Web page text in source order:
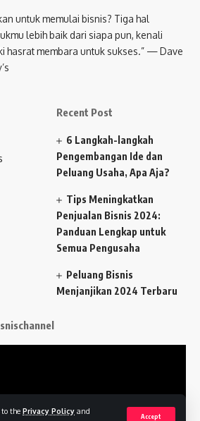
to the Privacy Policy and
Accept
untuk memulai bisnis? Tiga hal
lebih baik dari siapa pun, kenali
hasrat membara untuk sukses.” — Dave
Recent Post
6 Langkah-langkah
Pengembangan Ide dan
Peluang Usaha, Apa Aja?
Tips Meningkatkan
Penjualan Bisnis 2024:
Panduan Lengkap untuk
Semua Pengusaha
Peluang Bisnis
Menjanjikan 2024 Terbaru